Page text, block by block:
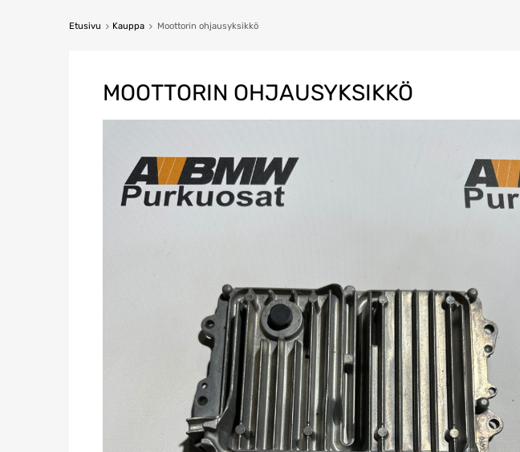
Etusivu Kauppa Moottorin ohjausyksikkö
MOOTTORIN OHJAUSYKSIKKÖ